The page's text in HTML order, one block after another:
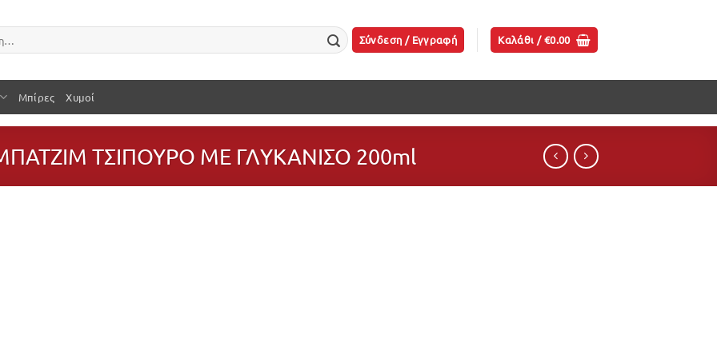
Σύνδεση / Εγγραφή Καλάθι /€0.00
Μπίρες Χυμοί
ΤΣΙΠΟΥΡΟ ΜΕ ΓΛΥΚΑΝΙΣΟ 200ml